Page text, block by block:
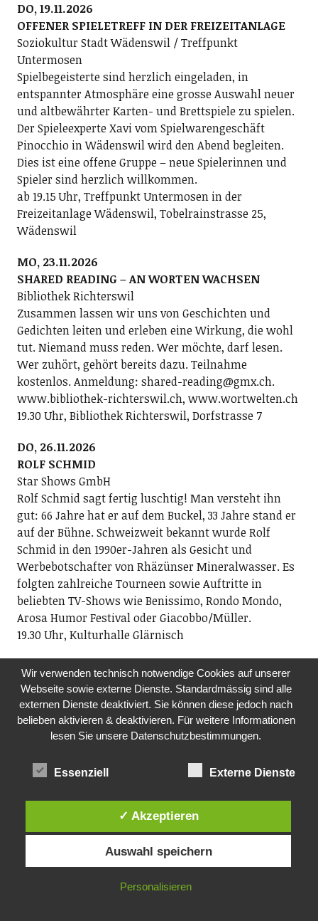
DO, 19.11.2026
OFFENER SPIELETREFF IN DER FREIZEITANLAGE
Soziokultur Stadt Wädenswil / Treffpunkt
Untermosen
Spielbegeisterte sind herzlich eingeladen, in
entspannter Atmosphäre eine grosse Auswahl neuer
und altbewährter Karten- und Brettspiele zu spielen.
Der Spieleexperte Xavi vom Spielwarengeschäft
Pinocchio in Wädenswil wird den Abend begleiten.
Dies ist eine offene Gruppe – neue Spielerinnen und
Spieler sind herzlich willkommen.
ab 19.15 Uhr, Treffpunkt Untermosen in der
Freizeitanlage Wädenswil, Tobelrainstrasse 25,
Wädenswil
MO, 23.11.2026
SHARED READING – AN WORTEN WACHSEN
Bibliothek Richterswil
Zusammen lassen wir uns von Geschichten und
Gedichten leiten und erleben eine Wirkung, die wohl
tut. Niemand muss reden. Wer möchte, darf lesen.
Wer zuhört, gehört bereits dazu. Teilnahme
kostenlos. Anmeldung: shared-reading@gmx.ch.
www.bibliothek-richterswil.ch, www.wortwelten.ch
19.30 Uhr, Bibliothek Richterswil, Dorfstrasse 7
DO, 26.11.2026
ROLF SCHMID
Star Shows GmbH
Rolf Schmid sagt fertig luschtig! Man versteht ihn
gut: 66 Jahre hat er auf dem Buckel, 33 Jahre stand er
auf der Bühne. Schweizweit bekannt wurde Rolf
Schmid in den 1990er-Jahren als Gesicht und
Werbebotschafter von Rhäzünser Mineralwasser. Es
folgten zahlreiche Tourneen sowie Auftritte in
beliebten TV-Shows wie Benissimo, Rondo Mondo,
Arosa Humor Festival oder Giacobbo/Müller.
19.30 Uhr, Kulturhalle Glärnisch
MI, 02.12.2026
DAS UNSICHTBARE LEBEN IM BODEN
Naturschutz Richterswil-Samstagern
Wir erhalten Einblicke in den Mikrokosmos an
Bakterien, Pilzen und weiteren Kleinstlebewesen im
fruchtbare Böden.
MITTAGSTISCH
Pro Senectute, Ortsvertretung Richterswil
Mittagstisch für Seniorinnen und Senioren
ab 60. Im Anschluss Film. Anmeldung an
Wir verwenden technisch notwendige Cookies auf unserer
Webseite sowie externe Dienste. Standardmässig sind alle
externen Dienste deaktiviert. Sie können diese jedoch nach
belieben aktivieren & deaktivieren. Für weitere Informationen
lesen Sie unsere Datenschutzbestimmungen.
Essenziell Externe Dienste
✓ Akzeptieren
Auswahl speichern
Personalisieren